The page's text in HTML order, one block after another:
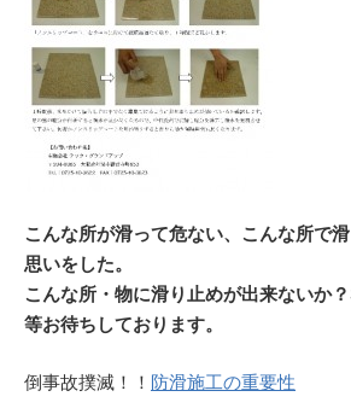
こんな所が滑って危ない、こんな所で
思いをした。
こんな所・物に滑り止めが出来ないか
等お待ちしております。
倒事故撲滅！！ 防滑施工の重要性